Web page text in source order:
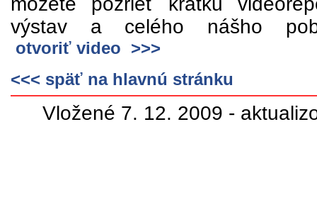
výstav a celého nášho
otvoriť video >>>
<<< späť na hlavnú stránku
Vložené 7. 12. 2009 -